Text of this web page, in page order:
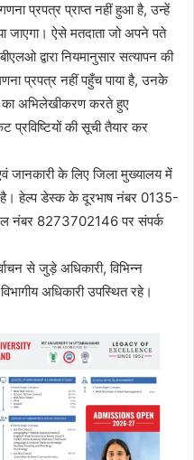
प्रपत्र प्राप्त नहीं हुआ है, उन्हें
जाएगा। ऐसे मतदाता जो अपने पते
द्वारा नियमानुसार सत्यापन की
प्रपत्र नहीं पहुँच पाया है, उनके
का अभिलेखीकरण करते हुए
प्रविष्टियों की सूची तैयार कर
जानकारी के लिए जिला मुख्यालय में
है। हेल्प डेस्क के दूरभाष नंबर 0135-
नंबर 8273702146 पर संपर्क
से जुड़े अधिकारी, विभिन्न
अधिकारी उपस्थित रहे।